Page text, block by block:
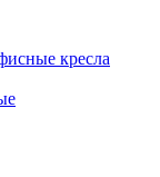
кресла